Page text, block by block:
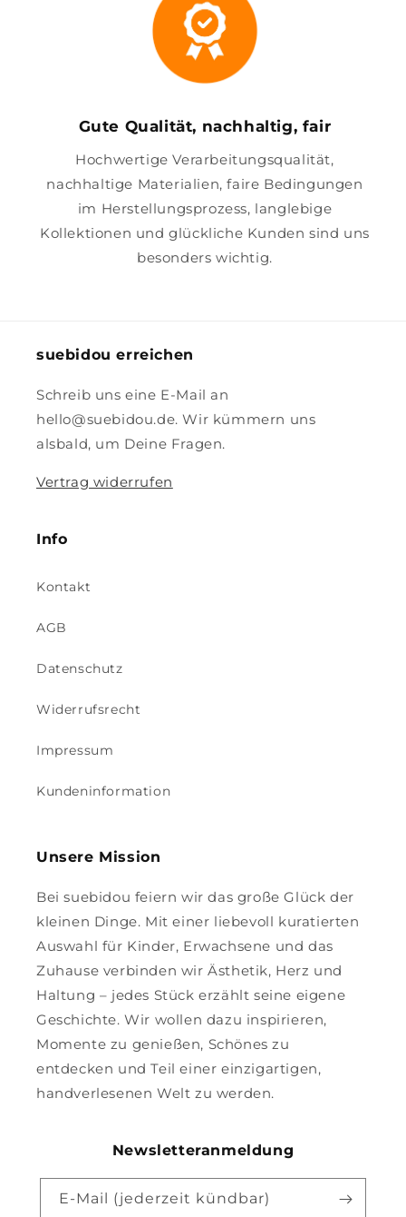
Gute Qualität, nachhaltig, fair
Hochwertige Verarbeitungsqualität,
nachhaltige Materialien, faire Bedingungen
im Herstellungsprozess, langlebige
Kollektionen und glückliche Kunden sind uns
besonders wichtig.
suebidou erreichen
Schreib uns eine E-Mail an
hello@suebidou.de. Wir kümmern uns
alsbald, um Deine Fragen.
Vertrag widerrufen
Info
Kontakt
AGB
Datenschutz
Widerrufsrecht
Impressum
Kundeninformation
Unsere Mission
Bei suebidou feiern wir das große Glück der
kleinen Dinge. Mit einer liebevoll kuratierten
Auswahl für Kinder, Erwachsene und das
Zuhause verbinden wir Ästhetik, Herz und
Haltung – jedes Stück erzählt seine eigene
Geschichte. Wir wollen dazu inspirieren,
Momente zu genießen, Schönes zu
entdecken und Teil einer einzigartigen,
handverlesenen Welt zu werden.
Newsletteranmeldung
E-Mail (jederzeit kündbar)